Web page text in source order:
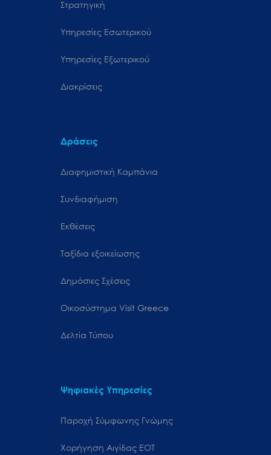
Στρατηγική
Υπηρεσίες Εσωτερικού
Υπηρεσίες Εξωτερικού
Διακρίσεις
Δράσεις
Διαφημιστική Καμπάνια
Συνδιαφήμιση
Εκθέσεις
Ταξίδια εξοικείωσης
Δημόσιες Σχέσεις
Oικοσύστημα Visit Greece
Δελτία Τύπου
Ψηφιακές Υπηρεσίες
Παροχή Σύμφωνης Γνώμης
Χορήγηση Αιγίδας ΕΟΤ